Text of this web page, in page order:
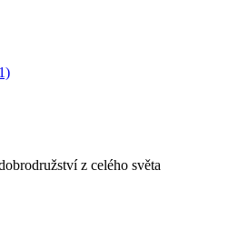
z celého světa